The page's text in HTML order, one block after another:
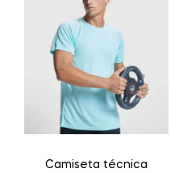
Camiseta técnica